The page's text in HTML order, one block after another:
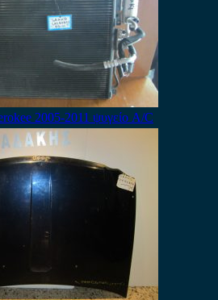
2005-2011 ψυγείο A/C